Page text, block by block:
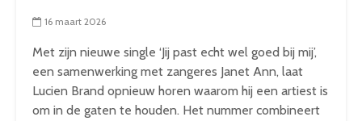
16 maart 2026
Met zijn nieuwe single ‘Jij past echt wel goed bij mij’,
een samenwerking met zangeres Janet Ann, laat
Lucien Brand opnieuw horen waarom hij een artiest is
om in de gaten te houden. Het nummer combineert